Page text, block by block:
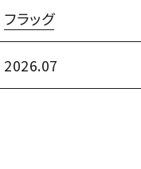
フラッグ
2026.07